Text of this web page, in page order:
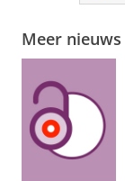
Meer nieuws